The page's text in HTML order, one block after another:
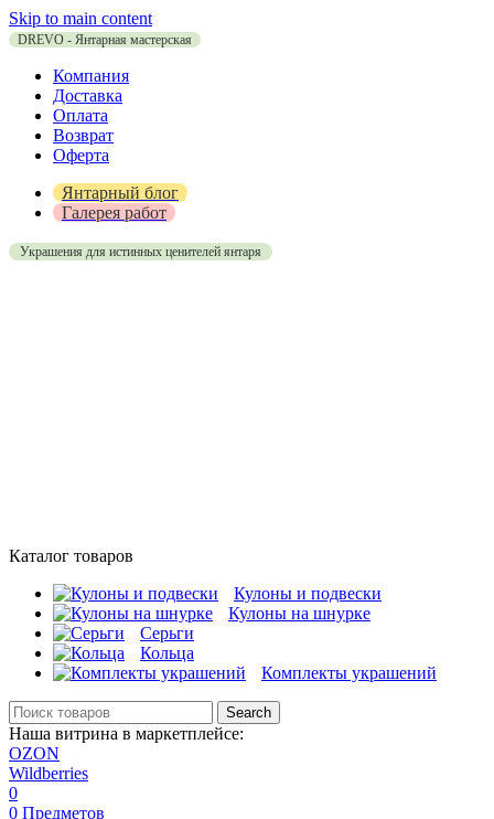
Skip to main content
DREVO - Янтарная мастерская
Компания
Доставка
Оплата
Возврат
Оферта
Янтарный блог
Галерея работ
Украшения для истинных ценителей янтаря
Каталог товаров
Кулоны и подвески
Кулоны на шнурке
Серьги
Кольца
Комплекты украшений
Search
Наша витрина в маркетплейсе:
OZON
Wildberries
0
0 Предметов